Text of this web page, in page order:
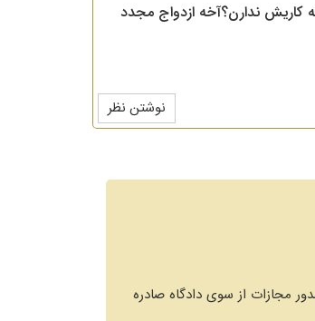
کاریش ندارن؟آخه ازدواج مجدد
نوشتن نظر
مجازات از سوی دادگاه صادره